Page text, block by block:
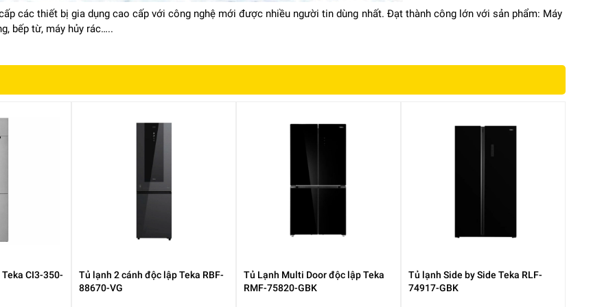
riêng biệt 1000W, đảm bảo hiệu suất tối ưu:
trình nấu tự động, giúp người dùng dễ dàng chế biến các món ăn chỉ
nhiệt độ hay thời gian quá nhiều.
giúp thực phẩm giữ được độ tươi ngon, không bị chín ngoài sống
các thiết bị gia dụng cao cấp với công nghệ mới được nhiều người tin dùng nhất. Đạt thành công lớn với sản phẩm: Máy
bếp từ, máy hủy rác…..
CI3-350-
Tủ lạnh 2 cánh độc lập Teka RBF-
88670-VG
Tủ Lạnh Multi Door độc lập Teka
RMF-75820-GBK
Tủ lạnh Side by Side Teka RLF-
74917-GBK